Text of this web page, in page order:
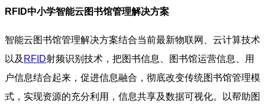
RFID中小学智能云图书馆管理解决方案
智能云图书馆管理解决方案结合当前最新物联网、云计算技术
以及 RFID射频识别技术，把图书信息、图书馆运营信息、用
户信息结合起来，促进信息融合，彻底改变传统图书馆管理模
式，实现资源的充分利用，信息共享及数据可视化。以帮助图